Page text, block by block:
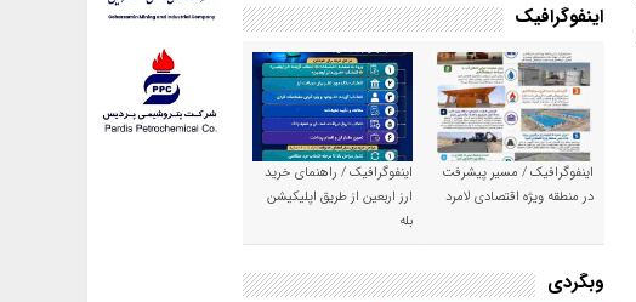
اینفوگرافیک
اینفوگرافیک / مسیر پیشرفت
در منطقه ویژه اقتصادی لامرد
اینفوگرافیک / راهنمای خرید
ارز اربعین از طریق اپلیکیشن
بله
وبگردی